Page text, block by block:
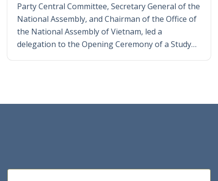
Party Central Committee, Secretary General of the
National Assembly, and Chairman of the Office of
the National Assembly of Vietnam, led a
delegation to the Opening Ceremony of a Study…